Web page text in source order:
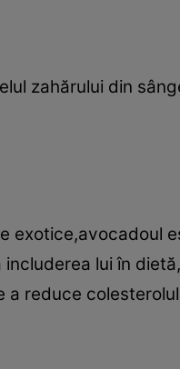
zahărului din
exotice,avocadoul
lui în
a reduce